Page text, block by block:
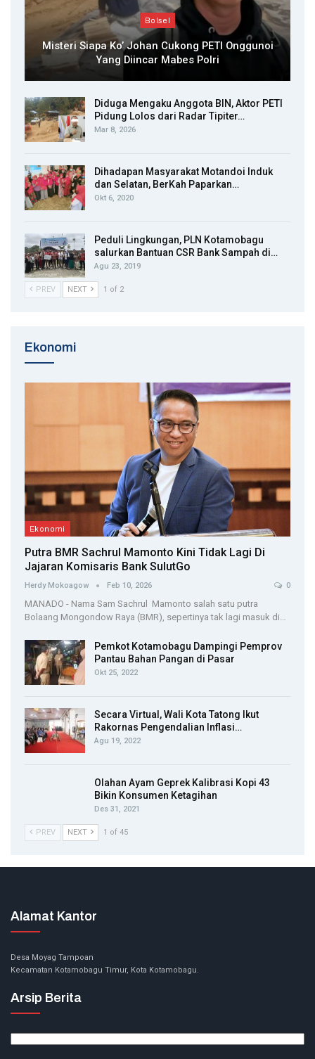
Bolsel
Misteri Siapa Ko’ Johan Cukong PETI Onggunoi
Yang Diincar Mabes Polri
Diduga Mengaku Anggota BIN, Aktor PETI
Pidung Lolos dari Radar Tipiter…
Mar 8, 2026
Dihadapan Masyarakat Motandoi Induk
dan Selatan, BerKah Paparkan…
Okt 6, 2020
Peduli Lingkungan, PLN Kotamobagu
salurkan Bantuan CSR Bank Sampah di…
Agu 23, 2019
PREV NEXT 1 of 2
Ekonomi
Ekonomi
Putra BMR Sachrul Mamonto Kini Tidak Lagi Di
Jajaran Komisaris Bank SulutGo
Herdy Mokoagow Feb 10, 2026 0
MANADO - Nama Sam Sachrul Mamonto salah satu putra
Bolaang Mongondow Raya (BMR), sepertinya tak lagi masuk di…
Pemkot Kotamobagu Dampingi Pemprov
Pantau Bahan Pangan di Pasar
Okt 25, 2022
Secara Virtual, Wali Kota Tatong Ikut
Rakornas Pengendalian Inflasi…
Agu 19, 2022
Olahan Ayam Geprek Kalibrasi Kopi 43
Bikin Konsumen Ketagihan
Des 31, 2021
PREV NEXT 1 of 45
Alamat Kantor
Desa Moyag Tampoan
Kecamatan Kotamobagu Timur, Kota Kotamobagu.
Arsip Berita